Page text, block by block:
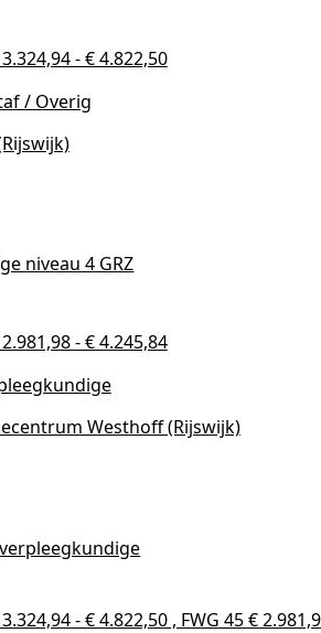
Locaties
- € 4.822,50
/ Overig
niveau 4 GRZ
- € 4.245,84
Westhoff (Rijswijk)
- € 4.822,50 , FWG 45 €